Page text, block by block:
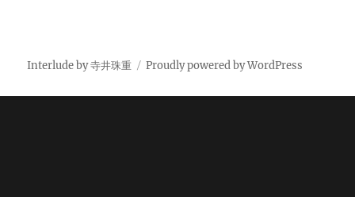
Interlude by 寺井珠重 Proudly powered by WordPress